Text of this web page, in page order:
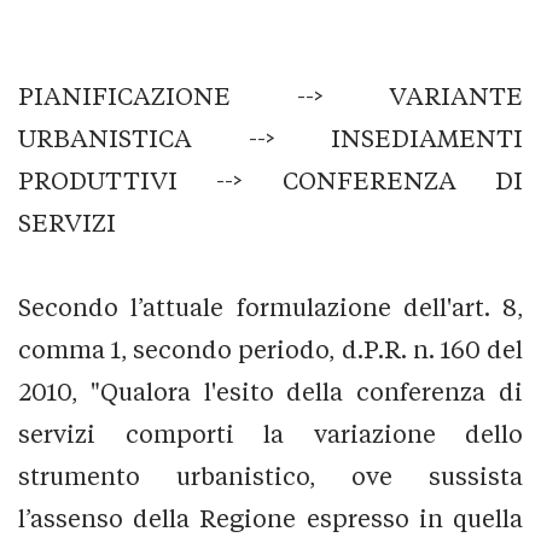
PIANIFICAZIONE --> VARIANTE
URBANISTICA --> INSEDIAMENTI
PRODUTTIVI --> CONFERENZA DI
SERVIZI
Secondo l’attuale formulazione dell'art. 8,
comma 1, secondo periodo, d.P.R. n. 160 del
2010, "Qualora l'esito della conferenza di
servizi comporti la variazione dello
strumento urbanistico, ove sussista
l’assenso della Regione espresso in quella